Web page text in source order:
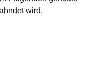
wird.
Menschen –